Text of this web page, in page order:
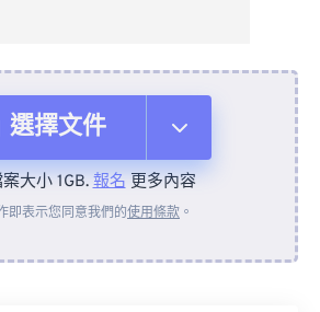
選擇文件
自裝置
大小 1GB.報名更多內容
即表示您同意我們的使用條款 。